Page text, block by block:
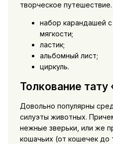
творческое путешествие.
набор карандашей
мягкости;
ластик;
альбомный лист;
циркуль.
Толкование тату
Довольно популярны
силуэты животных.
нежные зверьки, или же
кошачьих (от кошечек до